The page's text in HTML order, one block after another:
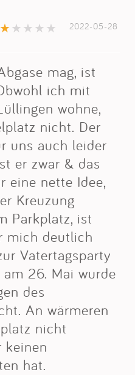
2022-05-28
mag, ist
ich mit
wohne,
nicht. Der
uns auch leider
er zwar & das
eine nette Idee,
Kreuzung
Parkplatz, ist
mich deutlich
Vatertagsparty
26. Mai wurde
des
An wärmeren
nicht
keinen
hat.